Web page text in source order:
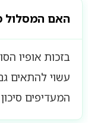
האם המסלול
בזכות אופיו
עשוי להתאים
המעדיפים